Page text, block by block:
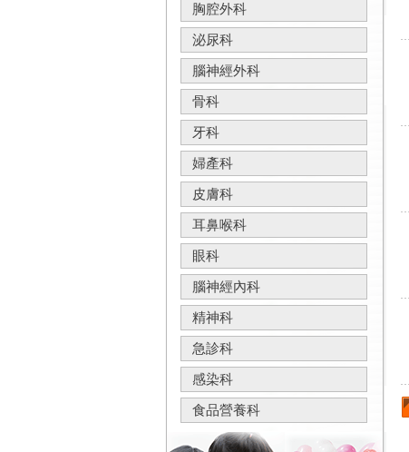
胸腔外科
泌尿科
腦神經外科
骨科
牙科
婦產科
皮膚科
耳鼻喉科
眼科
腦神經內科
精神科
急診科
感染科
食品營養科